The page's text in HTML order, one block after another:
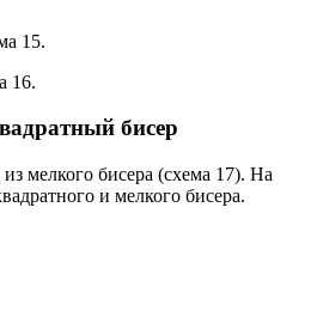
15.
16.
бисер
мелкого бисера (схема 17). На
и мелкого бисера.